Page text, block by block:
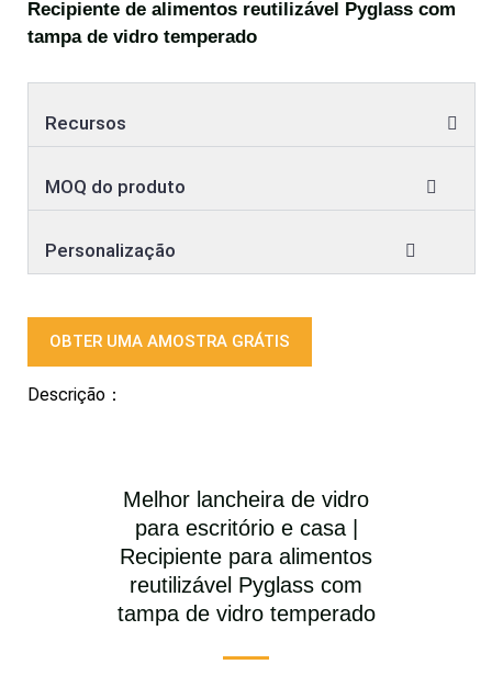
Recipiente de alimentos reutilizável Pyglass com
tampa de vidro temperado
Recursos
MOQ do produto
Personalização
OBTER UMA AMOSTRA GRÁTIS
Descrição：
Melhor lancheira de vidro
para escritório e casa |
Recipiente para alimentos
reutilizável Pyglass com
tampa de vidro temperado